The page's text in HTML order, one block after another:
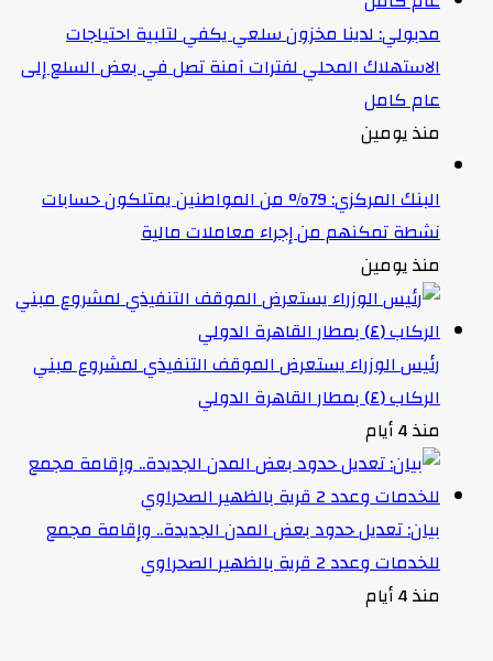
مدبولي: لدينا مخزون سلعي يكفي لتلبية احتياجات
الاستهلاك المحلي لفترات آمنة تصل في بعض السلع إلى
عام كامل
منذ يومين
البنك المركزي: 79% من المواطنين يمتلكون حسابات
نشطة تمكنهم من إجراء معاملات مالية
منذ يومين
رئيس الوزراء يستعرض الموقف التنفيذي لمشروع مبني
الركاب (٤) بمطار القاهرة الدولي
منذ 4 أيام
بيان: تعديل حدود بعض المدن الجديدة.. وإقامة مجمع
للخدمات وعدد 2 قرية بالظهير الصحراوي
منذ 4 أيام